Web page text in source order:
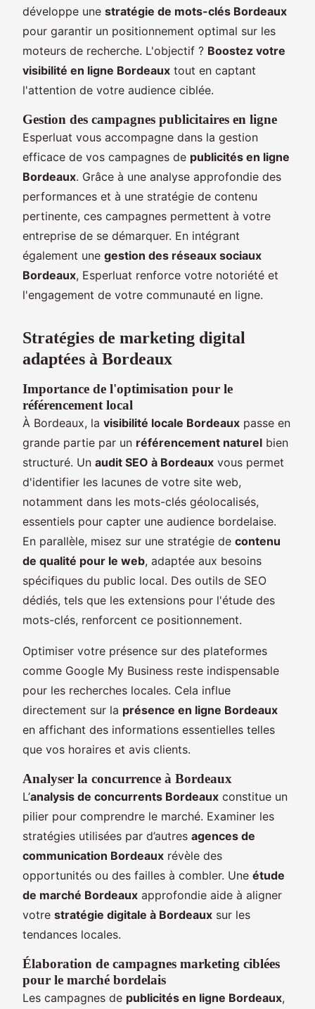
développe une stratégie de mots-clés Bordeaux
pour garantir un positionnement optimal sur les
moteurs de recherche. L'objectif ? Boostez votre
visibilité en ligne Bordeaux tout en captant
l'attention de votre audience ciblée.
Gestion des campagnes publicitaires en ligne
Esperluat vous accompagne dans la gestion
efficace de vos campagnes de publicités en ligne
Bordeaux. Grâce à une analyse approfondie des
performances et à une stratégie de contenu
pertinente, ces campagnes permettent à votre
entreprise de se démarquer. En intégrant
également une gestion des réseaux sociaux
Bordeaux, Esperluat renforce votre notoriété et
l'engagement de votre communauté en ligne.
Stratégies de marketing digital
adaptées à Bordeaux
Importance de l'optimisation pour le
référencement local
À Bordeaux, la visibilité locale Bordeaux passe en
grande partie par un référencement naturel bien
structuré. Un audit SEO à Bordeaux vous permet
d'identifier les lacunes de votre site web,
notamment dans les mots-clés géolocalisés,
essentiels pour capter une audience bordelaise.
En parallèle, misez sur une stratégie de contenu
de qualité pour le web, adaptée aux besoins
spécifiques du public local. Des outils de SEO
dédiés, tels que les extensions pour l'étude des
mots-clés, renforcent ce positionnement.
Optimiser votre présence sur des plateformes
comme Google My Business reste indispensable
pour les recherches locales. Cela influe
directement sur la présence en ligne Bordeaux
en affichant des informations essentielles telles
que vos horaires et avis clients.
Analyser la concurrence à Bordeaux
L’analysis de concurrents Bordeaux constitue un
pilier pour comprendre le marché. Examiner les
stratégies utilisées par d’autres agences de
communication Bordeaux révèle des
opportunités ou des failles à combler. Une étude
de marché Bordeaux approfondie aide à aligner
votre stratégie digitale à Bordeaux sur les
tendances locales.
Élaboration de campagnes marketing ciblées
pour le marché bordelais
Les campagnes de publicités en ligne Bordeaux,